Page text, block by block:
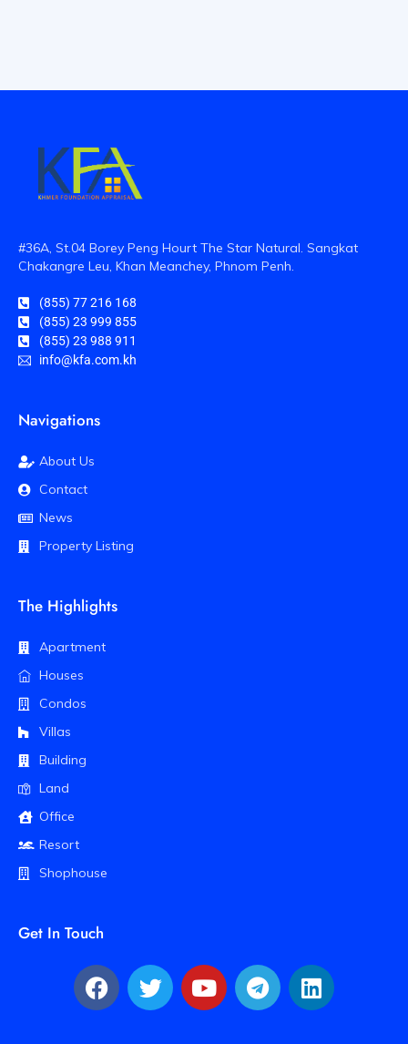
#36A, St.04 Borey Peng Hourt The Star Natural. Sangkat
Chakangre Leu, Khan Meanchey, Phnom Penh.
(855) 77 216 168
(855) 23 999 855
(855) 23 988 911
info@kfa.com.kh
Navigations
About Us
Contact
News
Property Listing
The Highlights
Apartment
Houses
Condos
Villas
Building
Land
Office
Resort
Shophouse
Get In Touch